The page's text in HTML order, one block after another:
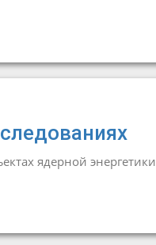
ядерной энергетики